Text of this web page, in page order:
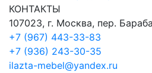
КОНТАКТЫ
107023, г. Москва, пер.
+7 (967) 443-33-83
+7 (936) 243-30-35
ilazta-mebel@yandex.ru